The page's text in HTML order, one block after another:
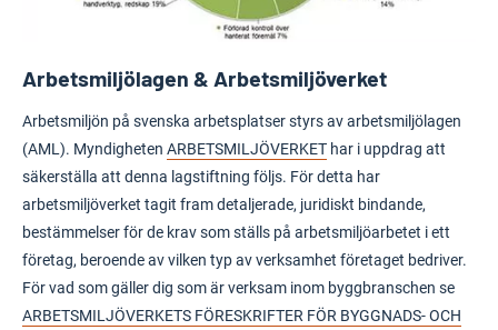
Arbetsmiljölagen & Arbetsmiljöverket
Arbetsmiljön på svenska arbetsplatser styrs av arbetsmiljölagen
(AML). Myndigheten ARBETSMILJÖVERKET har i uppdrag att
säkerställa att denna lagstiftning följs. För detta har
arbetsmiljöverket tagit fram detaljerade, juridiskt bindande,
bestämmelser för de krav som ställs på arbetsmiljöarbetet i ett
företag, beroende av vilken typ av verksamhet företaget bedriver.
För vad som gäller dig som är verksam inom byggbranschen se
ARBETSMILJÖVERKETS FÖRESKRIFTER FÖR BYGGNADS- OCH